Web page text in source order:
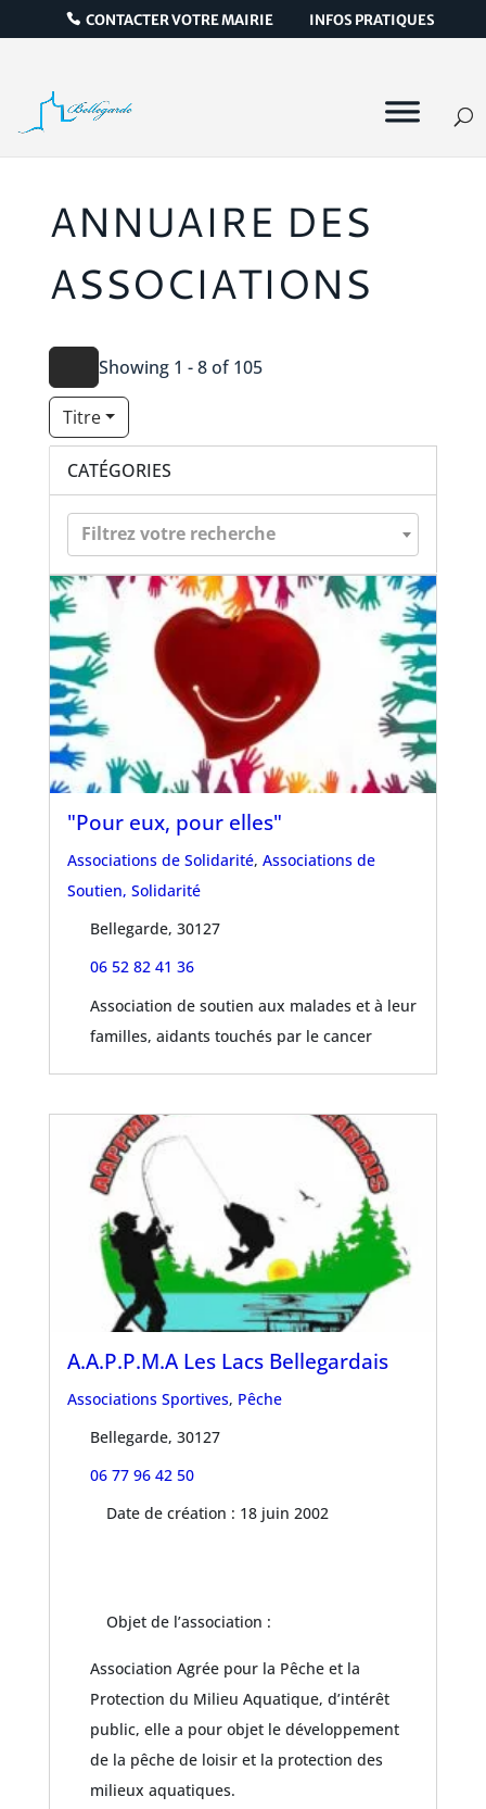
CONTACTER VOTRE MAIRIE INFOS PRATIQUES
ANNUAIRE DES
ASSOCIATIONS
Showing 1 - 8 of 105
Titre
CATÉGORIES
Filtrez votre recherche
"Pour eux, pour elles"
Associations de Solidarité, Associations de
Soutien, Solidarité
Bellegarde, 30127
06 52 82 41 36
Association de soutien aux malades et à leur
familles, aidants touchés par le cancer
A.A.P.P.M.A Les Lacs Bellegardais
Associations Sportives, Pêche
Bellegarde, 30127
06 77 96 42 50
Date de création : 18 juin 2002
Objet de l’association :
Association Agrée pour la Pêche et la
Protection du Milieu Aquatique, d’intérêt
public, elle a pour objet le développement
de la pêche de loisir et la protection des
milieux aquatiques.